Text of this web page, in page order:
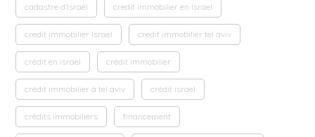
cadastre d'Israël credit immobilier en Israel
credit immobilier Israel credit immobilier tel aviv
crédit en israel crédit immobilier
crédit immobilier à tel aviv crédit israel
crédits immobiliers financement